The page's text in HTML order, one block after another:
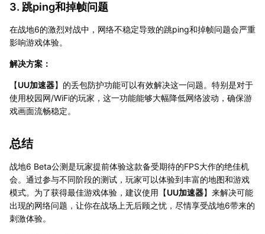
3. 跳ping和掉帧问题
在战地6的激烈对战中，网络不稳定导致的跳ping和掉帧问题会严重
影响游戏体验。
解决方案：
【UU加速器】的丢包防护功能可以有效解决这一问题。特别是对于
使用校园网/WiFi的玩家，这一功能能够大幅降低网络波动，确保游
戏画面流畅稳定。
总结
战地6 Beta公测是玩家提前体验这款备受期待的FPS大作的绝佳机
会。通过参与不同阶段的测试，玩家可以体验到丰富的地图和游戏
模式。为了获得最佳游戏体验，建议使用【UU加速器】来解决可能
出现的网络问题，让你在战场上无后顾之忧，尽情享受战地6带来的
刺激体验。